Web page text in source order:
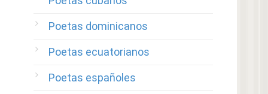
Poetas dominicanos
Poetas ecuatorianos
Poetas españoles